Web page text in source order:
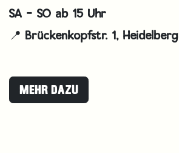
SA - SO ab 15 Uhr
📍 Brückenkopfstr. 1, Heidelberg
MEHR DAZU